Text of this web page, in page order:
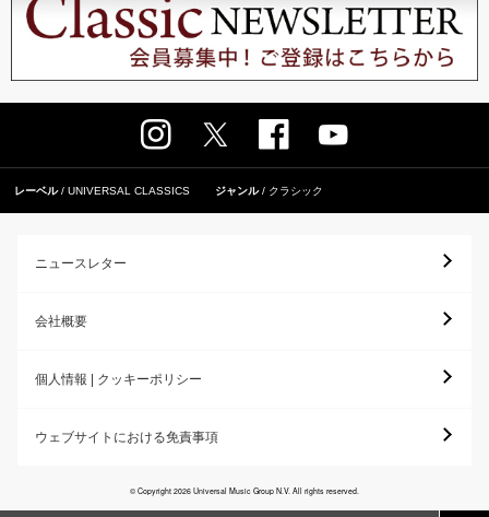
レーベル UNIVERSAL CLASSICS ジャンル クラシック
ニュースレター
会社概要
個人情報 | クッキーポリシー
ウェブサイトにおける免責事項
© Copyright 2026 Universal Music Group N.V. All rights reserved.